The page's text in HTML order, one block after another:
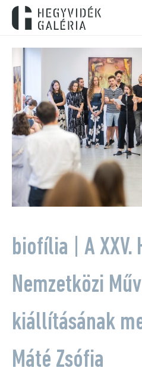
biofília | A XXV.
Nemzetközi
kiállításának
Máté Zsófia